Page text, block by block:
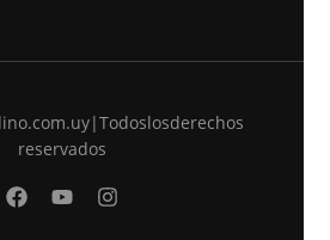
| Todos los derechos
reservados